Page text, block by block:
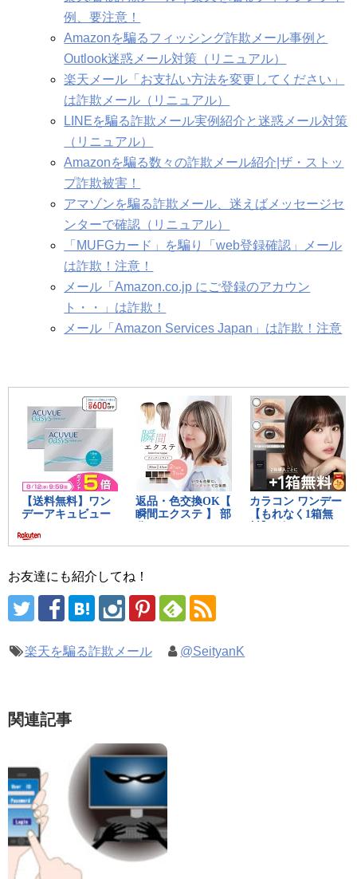
例、要注意！
Amazonを騙るフィッシング詐欺メール事例と
Outlook迷惑メール対策（リニュアル）
楽天メール「お支払い方法を変更してください」
は詐欺メール（リニュアル）
LINEを騙る詐欺メール実例紹介と迷惑メール対策
（リニュアル）
Amazonを騙る数々の詐欺メール紹介|ザ・ストッ
プ詐欺被害！
アマゾンを騙る詐欺メール、迷えばメッセージセ
ンターで確認（リニュアル）
「MUFGカード」を騙り「web登録確認」メール
は詐欺！注意！
メール「Amazon.co.jp にご登録のアカウン
ト・・」は詐欺！
メール「Amazon Services Japan」は詐欺！注意
お友達にも紹介してね！
楽天を騙る詐欺メール @SeityanK
関連記事